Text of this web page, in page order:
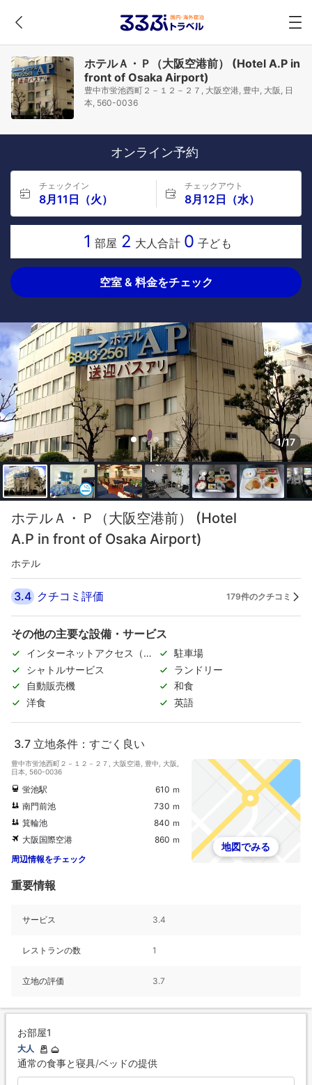
ホテルＡ・Ｐ（大阪空港前） (Hotel A.P in
front of Osaka Airport)
豊中市蛍池西町２－１２－２７, 大阪空港, 豊中, 大阪, 日
本, 560-0036
オンライン予約
チェックイン
8月11日（火）
チェックアウト
8月12日（水）
1 部屋 2 大人合計 0 子ども
空室 & 料金をチェック
1/17
ホテルＡ・Ｐ（大阪空港前） (Hotel
A.P in front of Osaka Airport)
ホテル
3.4 クチコミ評価 179件のクチコミ
その他の主要な設備・サービス
インターネットアクセス（無
料）
駐車場
シャトルサービス
ランドリー
自動販売機
和食
洋食
英語
3.7 立地条件：すごく良い
豊中市蛍池西町２－１２－２７, 大阪空港, 豊中, 大阪,
日本, 560-0036
蛍池駅
610 ｍ
南門前池
730 ｍ
箕輪池
840 ｍ
大阪国際空港
860 ｍ
周辺情報をチェック
地図でみる
重要情報
サービス 3.4
レストランの数 1
立地の評価 3.7
お部屋1
大人
通常の食事と寝具/ベッドの提供